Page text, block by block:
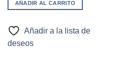
deseos
AÑADIR AL CARRITO
Añadir a la lista de
deseos